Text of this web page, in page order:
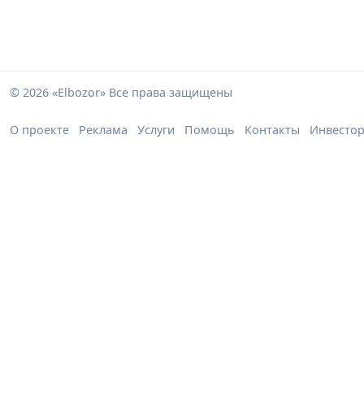
© 2026 «Elbozor» Все права защищены
О проекте Реклама Услуги Помощь Контакты